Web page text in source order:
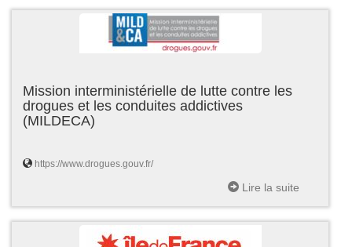
Mission interministérielle de lutte contre les
drogues et les conduites addictives
(MILDECA)
https://www.drogues.gouv.fr/
Lire la suite